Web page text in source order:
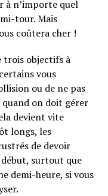
à n’importe quel
tour. Mais
coûtera cher !
trois objectifs à
vous
ou de ne pas
quand on doit gérer
devient vite
longs, les
de devoir
surtout que
demi-heure, si vous